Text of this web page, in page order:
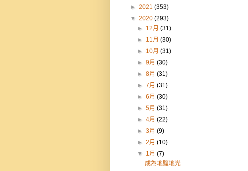
► 2021 (353)
▼ 2020 (293)
► 12月(31)
► 11月(30)
► 10月(31)
►9月(30)
►8月(31)
►7月(31)
►6月(30)
►5月(31)
►4月(22)
►3月(9)
►2月(10)
▼ 1月(7)
成為地鹽地光